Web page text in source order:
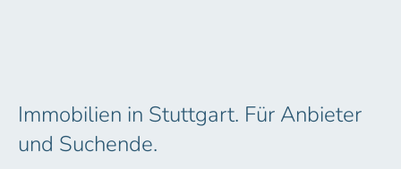
Immobilien in Stuttgart. Für Anbieter
und Suchende.